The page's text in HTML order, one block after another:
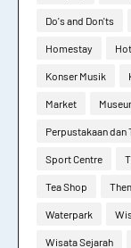
Do's and Don'ts
Homestay
Konser Musik
Market
Perpustakaan dan
Sport Centre
Tea Shop
Waterpark
Wisata Sejarah